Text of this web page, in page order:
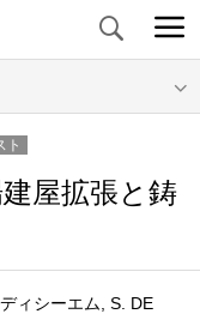
Search
ト
屋拡張と鋳
ィシーエム, S. DE